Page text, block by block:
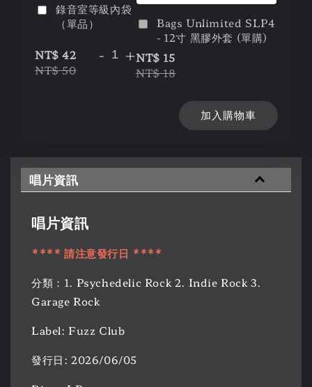
錄音室等級內袋
（單品）
NT$ 42
NT$ 50
- +
Bags Unlimited SLP4
- 12寸 黑膠外套 (單購)
NT$ 15
NT$ 18
加入購物車
唱片資訊
唱片資訊
**** 請注意發行日 ****
分類：1. Psychedelic Rock 2. Indie Rock 3.
Garage Rock
Label: Fuzz Club
發行日: 2026/06/05